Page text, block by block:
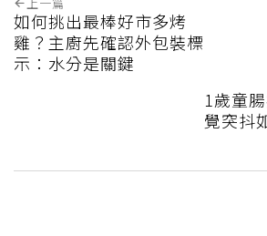
上一篇
如何挑出最棒好市多烤
雞？主廚先確認外包裝標
示：水分是關鍵
1歲童
覺突抖